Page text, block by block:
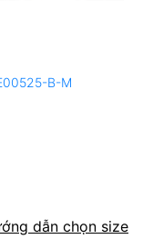
B-M
dẫn chọn size